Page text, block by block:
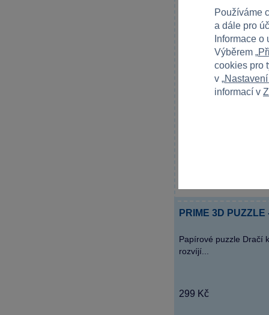
PRIME 3D
Papírové puzzle Dračí
rozvíjí...
299 Kč
Používáme
a dále pro
Informace
Výběrem „
cookies pro
v „
informací v